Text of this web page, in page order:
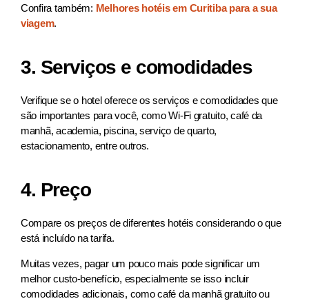
Confira também: Melhores hotéis em Curitiba para a sua
viagem.
3. Serviços e comodidades
Verifique se o hotel oferece os serviços e comodidades que
são importantes para você, como Wi-Fi gratuito, café da
manhã, academia, piscina, serviço de quarto,
estacionamento, entre outros.
4. Preço
Compare os preços de diferentes hotéis considerando o que
está incluído na tarifa.
Muitas vezes, pagar um pouco mais pode significar um
melhor custo-benefício, especialmente se isso incluir
comodidades adicionais, como café da manhã gratuito ou